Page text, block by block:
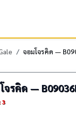
จอมโจรคิด —
จรคิด —
3